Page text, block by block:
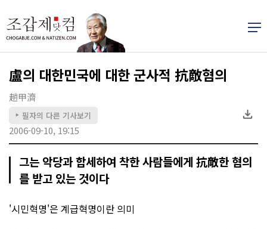
盧의 대한민국에 대한 군사적 抗敵혐의
趙甲濟
▶ 필자의 다른 기사보기
2006-09-10, 19:15
그는 악당과 합세하여 착한 사람들에게 抗敵한 혐의
를 받고 있는 것이다
'시민혁명'은 계급혁명이란 의미